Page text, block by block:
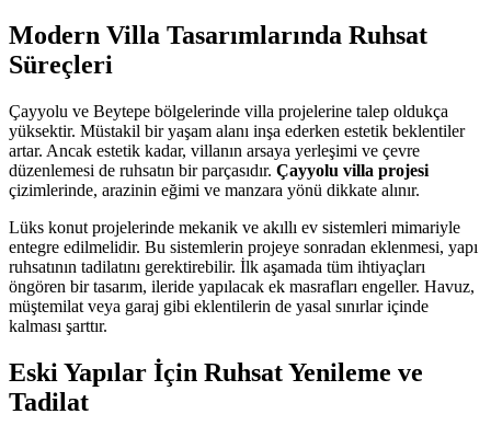
Modern Villa Tasarımlarında Ruhsat
Süreçleri
Çayyolu ve Beytepe bölgelerinde villa projelerine talep oldukça
yüksektir. Müstakil bir yaşam alanı inşa ederken estetik beklentiler
artar. Ancak estetik kadar, villanın arsaya yerleşimi ve çevre
düzenlemesi de ruhsatın bir parçasıdır. Çayyolu villa projesi
çizimlerinde, arazinin eğimi ve manzara yönü dikkate alınır.
Lüks konut projelerinde mekanik ve akıllı ev sistemleri mimariyle
entegre edilmelidir. Bu sistemlerin projeye sonradan eklenmesi, yapı
ruhsatının tadilatını gerektirebilir. İlk aşamada tüm ihtiyaçları
öngören bir tasarım, ileride yapılacak ek masrafları engeller. Havuz,
müştemilat veya garaj gibi eklentilerin de yasal sınırlar içinde
kalması şarttır.
Eski Yapılar İçin Ruhsat Yenileme ve
Tadilat